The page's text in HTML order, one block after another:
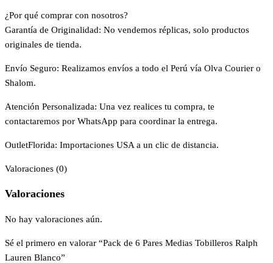
¿Por qué comprar con nosotros?
Garantía de Originalidad: No vendemos réplicas, solo productos
originales de tienda.
Envío Seguro: Realizamos envíos a todo el Perú vía Olva Courier o
Shalom.
Atención Personalizada: Una vez realices tu compra, te
contactaremos por WhatsApp para coordinar la entrega.
OutletFlorida: Importaciones USA a un clic de distancia.
Valoraciones (0)
Valoraciones
No hay valoraciones aún.
Sé el primero en valorar “Pack de 6 Pares Medias Tobilleros Ralph
Lauren Blanco”